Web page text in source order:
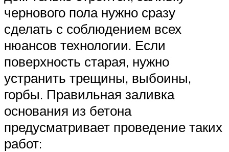
чернового пола нужно сразу
сделать с соблюдением всех
нюансов технологии. Если
поверхность старая, нужно
устранить трещины, выбоины,
горбы. Правильная заливка
основания из бетона
предусматривает проведение таких
работ: